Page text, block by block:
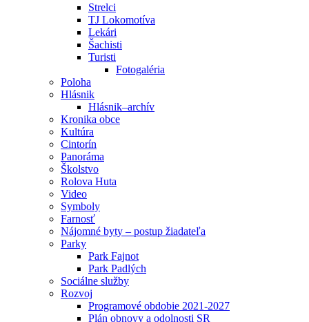
Strelci
TJ Lokomotíva
Lekári
Šachisti
Turisti
Fotogaléria
Poloha
Hlásnik
Hlásnik–archív
Kronika obce
Kultúra
Cintorín
Panoráma
Školstvo
Rolova Huta
Video
Symboly
Farnosť
Nájomné byty – postup žiadateľa
Parky
Park Fajnot
Park Padlých
Sociálne služby
Rozvoj
Programové obdobie 2021-2027
Plán obnovy a odolnosti SR